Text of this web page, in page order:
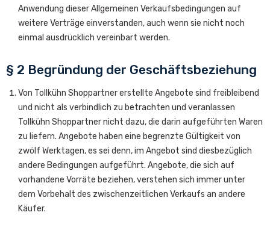
Anwendung dieser Allgemeinen Verkaufsbedingungen auf
weitere Verträge einverstanden, auch wenn sie nicht noch
einmal ausdrücklich vereinbart werden.
§ 2 Begründung der Geschäftsbeziehung
Von Tollkühn Shoppartner erstellte Angebote sind freibleibend
und nicht als verbindlich zu betrachten und veranlassen
Tollkühn Shoppartner nicht dazu, die darin aufgeführten Waren
zu liefern. Angebote haben eine begrenzte Gültigkeit von
zwölf Werktagen, es sei denn, im Angebot sind diesbezüglich
andere Bedingungen aufgeführt. Angebote, die sich auf
vorhandene Vorräte beziehen, verstehen sich immer unter
dem Vorbehalt des zwischenzeitlichen Verkaufs an andere
Käufer.